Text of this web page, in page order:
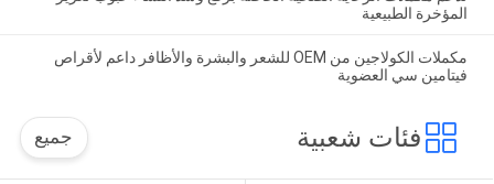
المؤخرة الطبيعية
مكملات الكولاجين من OEM للشعر والبشرة والأظافر داعم لأقراص
فيتامين سي العضوية
فئات شعبية جميع